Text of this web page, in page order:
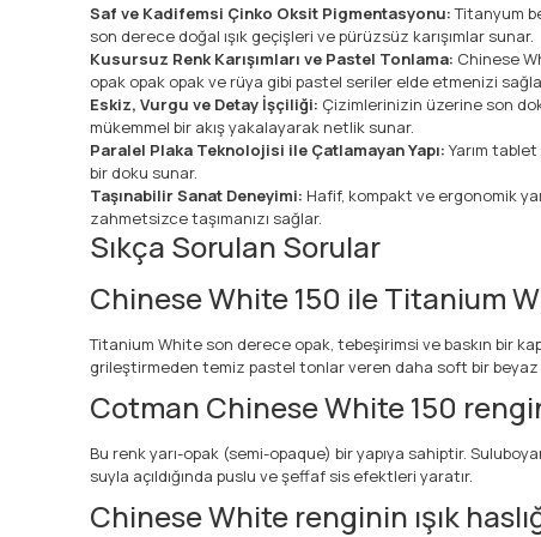
Saf ve Kadifemsi Çinko Oksit Pigmentasyonu:Titanyum
son derece doğal ışık geçişleri ve pürüzsüz karışımlar sunar.
Kusursuz Renk Karışımları ve Pastel Tonlama: Chinese
opak opak opak ve rüya gibi pastel seriler elde etmenizi
Eskiz, Vurgu ve Detay İşçiliği: Çizimlerinizin üzerine son
mükemmel bir akış yakalayarak netlik sunar.
Paralel Plaka Teknolojisi ile Çatlamayan Yapı: Yarım
bir doku sunar.
Taşınabilir Sanat Deneyimi: Hafif, kompakt ve ergonomik
zahmetsizce taşımanızı sağlar.
Sıkça Sorulan Sorular
Chinese White 150 ile Titanium
Titanium White son derece opak, tebeşirimsi ve baskın bir
grileştirmeden temiz pastel tonlar veren daha soft bir
Cotman Chinese White 150
Bu renk yarı-opak (semi-opaque) bir yapıya sahiptir.
suyla açıldığında puslu ve şeffaf sis efektleri yaratır.
Chinese White renginin ışık